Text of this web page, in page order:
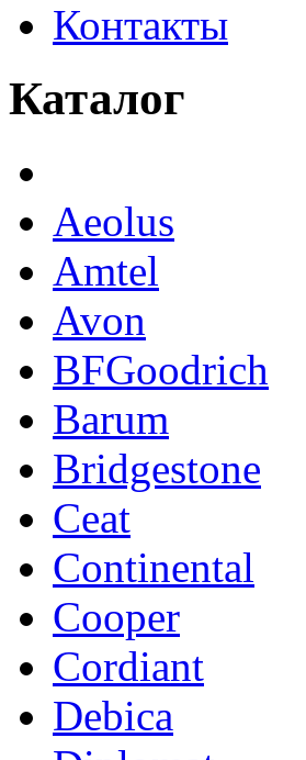
Контакты
Каталог
Aeolus
Amtel
Avon
BFGoodrich
Barum
Bridgestone
Ceat
Continental
Cooper
Cordiant
Debica